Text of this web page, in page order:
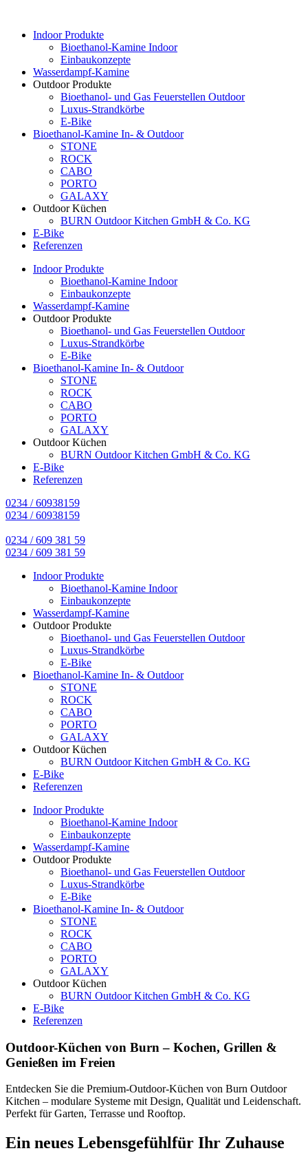
Indoor Produkte
Bioethanol-Kamine Indoor
Einbaukonzepte
Wasserdampf-Kamine
Outdoor Produkte
Bioethanol- und Gas Feuerstellen Outdoor
Luxus-Strandkörbe
E-Bike
Bioethanol-Kamine In- & Outdoor
STONE
ROCK
CABO
PORTO
GALAXY
Outdoor Küchen
BURN Outdoor Kitchen GmbH & Co. KG
E-Bike
Referenzen
Indoor Produkte
Bioethanol-Kamine Indoor
Einbaukonzepte
Wasserdampf-Kamine
Outdoor Produkte
Bioethanol- und Gas Feuerstellen Outdoor
Luxus-Strandkörbe
E-Bike
Bioethanol-Kamine In- & Outdoor
STONE
ROCK
CABO
PORTO
GALAXY
Outdoor Küchen
BURN Outdoor Kitchen GmbH & Co. KG
E-Bike
Referenzen
0234 / 60938159
0234 / 60938159
0234 / 609 381 59
0234 / 609 381 59
Indoor Produkte
Bioethanol-Kamine Indoor
Einbaukonzepte
Wasserdampf-Kamine
Outdoor Produkte
Bioethanol- und Gas Feuerstellen Outdoor
Luxus-Strandkörbe
E-Bike
Bioethanol-Kamine In- & Outdoor
STONE
ROCK
CABO
PORTO
GALAXY
Outdoor Küchen
BURN Outdoor Kitchen GmbH & Co. KG
E-Bike
Referenzen
Indoor Produkte
Bioethanol-Kamine Indoor
Einbaukonzepte
Wasserdampf-Kamine
Outdoor Produkte
Bioethanol- und Gas Feuerstellen Outdoor
Luxus-Strandkörbe
E-Bike
Bioethanol-Kamine In- & Outdoor
STONE
ROCK
CABO
PORTO
GALAXY
Outdoor Küchen
BURN Outdoor Kitchen GmbH & Co. KG
E-Bike
Referenzen
Outdoor-Küchen von Burn – Kochen, Grillen &
Genießen im Freien
Entdecken Sie die Premium-Outdoor-Küchen von Burn Outdoor
Kitchen – modulare Systeme mit Design, Qualität und Leidenschaft.
Perfekt für Garten, Terrasse und Rooftop.
Ein neues Lebensgefühlfür Ihr Zuhause